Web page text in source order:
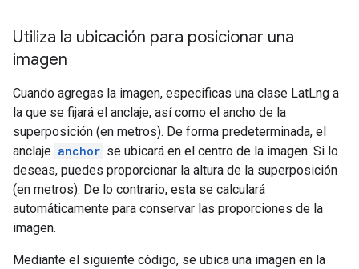
Utiliza la ubicación para posicionar una
imagen
Cuando agregas la imagen, especificas una clase LatLng a
la que se fijará el anclaje, así como el ancho de la
superposición (en metros). De forma predeterminada, el
anclaje anchor se ubicará en el centro de la imagen. Si lo
deseas, puedes proporcionar la altura de la superposición
(en metros). De lo contrario, esta se calculará
automáticamente para conservar las proporciones de la
imagen.
Mediante el siguiente código, se ubica una imagen en la